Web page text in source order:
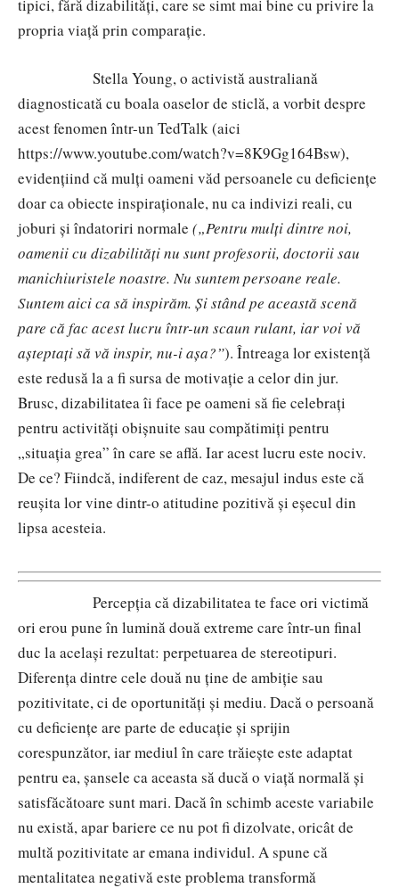
tipici, fără dizabilități, care se simt mai bine cu privire la
propria viață prin comparație.
Stella Young, o activistă australiană
diagnosticată cu boala oaselor de sticlă, a vorbit despre
acest fenomen într-un TedTalk (aici
https://www.youtube.com/watch?v=8K9Gg164Bsw),
evidențiind că mulți oameni văd persoanele cu deficiențe
doar ca obiecte inspiraționale, nu ca indivizi reali, cu
joburi și îndatoriri normale („Pentru mulți dintre noi,
oamenii cu dizabilități nu sunt profesorii, doctorii sau
manichiuristele noastre. Nu suntem persoane reale.
Suntem aici ca să inspirăm. Și stând pe această scenă
pare că fac acest lucru într-un scaun rulant, iar voi vă
așteptați să vă inspir, nu-i așa?”). Întreaga lor existență
este redusă la a fi sursa de motivație a celor din jur.
Brusc, dizabilitatea îi face pe oameni să fie celebrați
pentru activități obișnuite sau compătimiți pentru
„situația grea” în care se află. Iar acest lucru este nociv.
De ce? Fiindcă, indiferent de caz, mesajul indus este că
reușita lor vine dintr-o atitudine pozitivă și eșecul din
lipsa acesteia.
Percepția că dizabilitatea te face ori victimă
ori erou pune în lumină două extreme care într-un final
duc la același rezultat: perpetuarea de stereotipuri.
Diferența dintre cele două nu ține de ambiție sau
pozitivitate, ci de oportunități și mediu. Dacă o persoană
cu deficiențe are parte de educație și sprijin
corespunzător, iar mediul în care trăiește este adaptat
pentru ea, șansele ca aceasta să ducă o viață normală și
satisfăcătoare sunt mari. Dacă în schimb aceste variabile
nu există, apar bariere ce nu pot fi dizolvate, oricât de
multă pozitivitate ar emana individul. A spune că
mentalitatea negativă este problema transformă